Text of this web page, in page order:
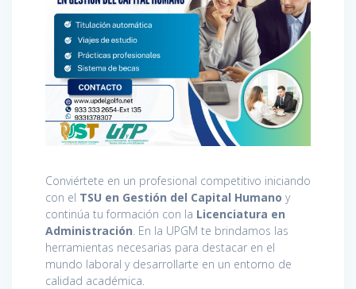
Conviértete en un profesional competitivo iniciando
con el TSU en Gestión del Capital Humano y
continúa tu formación con la Licenciatura en
Administración. En la UPGM te brindamos las
herramientas necesarias para destacar en el
mundo laboral y desarrollarte en un entorno de
calidad académica.